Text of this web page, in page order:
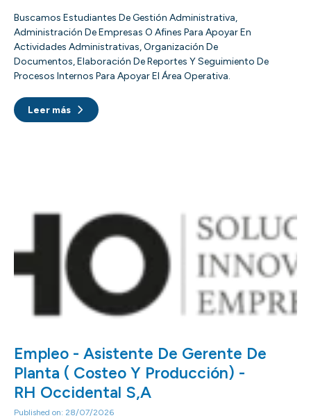
Buscamos Estudiantes De Gestión Administrativa,
Administración De Empresas O Afines Para Apoyar En
Actividades Administrativas, Organización De
Documentos, Elaboración De Reportes Y Seguimiento De
Procesos Internos Para Apoyar El Área Operativa.
Leer más
Empleo - Asistente De Gerente De
Planta ( Costeo Y Producción) -
RH Occidental S,A
Published on: 28/07/2026